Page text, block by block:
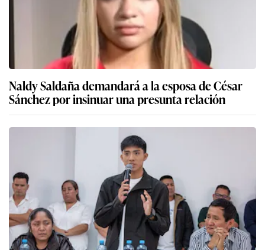
Naldy Saldaña demandará a la esposa de César
Sánchez por insinuar una presunta relación